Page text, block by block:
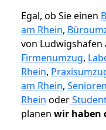
Egal, ob Sie einen
am Rhein,
von Ludwigshafen
Firmenumzug,
Rhein,
am Rhein,
Rhein oder
planen wir haben